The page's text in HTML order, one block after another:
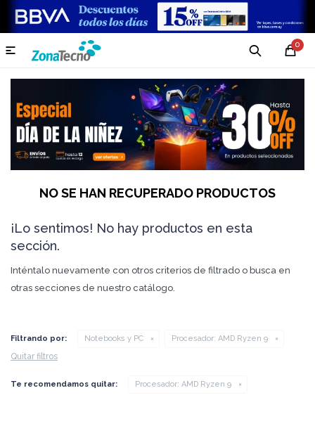
0

NO SE HAN RECUPERADO PRODUCTOS
¡Lo sentimos! No hay productos en esta
sección.
Inténtalo nuevamente con otros criterios de filtrado o busca en
otras secciones de nuestro catálogo.
Filtrando por: Notebooks y PC Procesador: AMD Ryzen 9
Quitar filtros
Te recomendamos quitar: Procesador: AMD Ryzen 9